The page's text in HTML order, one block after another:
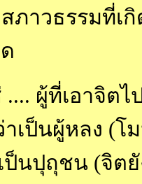
ภาวธรรมที่เ
ผู้ที่เอาจิตไ
าเป็นผู้หลง (
ป็นปุถุชน (จิต